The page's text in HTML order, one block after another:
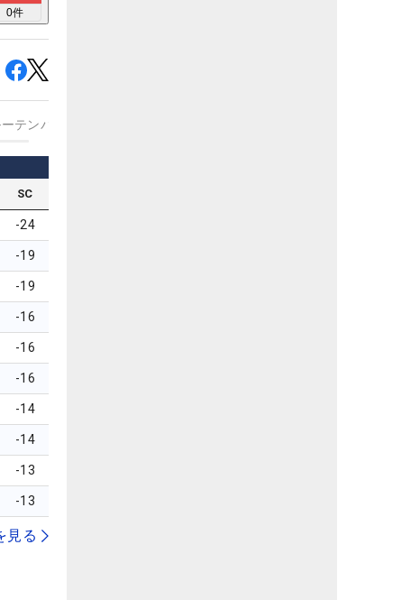
0件
テンパー
SC
-24
-19
-19
-16
-16
-16
-14
-14
-13
-13
見る